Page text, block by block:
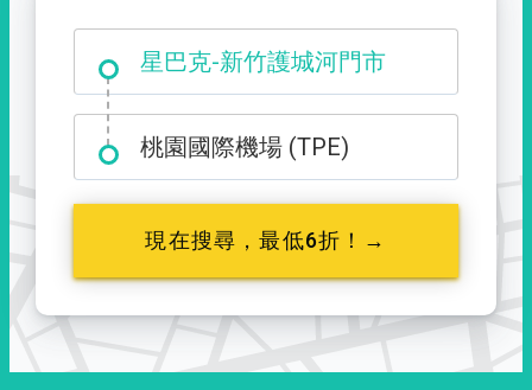
星巴克-新竹護城河門市
大霸尖山登山口
桃園國際機場 (TPE)
現在搜尋，最低6折！→